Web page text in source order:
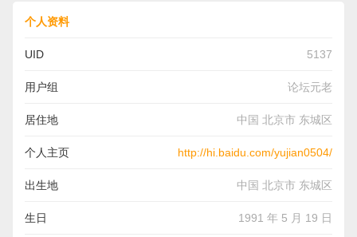
个人资料
UID 5137
用户组 论坛元老
居住地 中国 北京市 东城区
个人主页 http://hi.baidu.com/yujian0504/
出生地 中国 北京市 东城区
生日 1991 年 5 月 19 日